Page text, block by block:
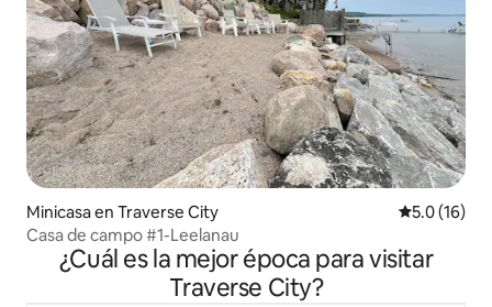
Minicasa en Traverse City Calificación
5.0 (16)
Casa de campo #1-Leelanau
¿Cuál es la mejor época para visitar
Traverse City?